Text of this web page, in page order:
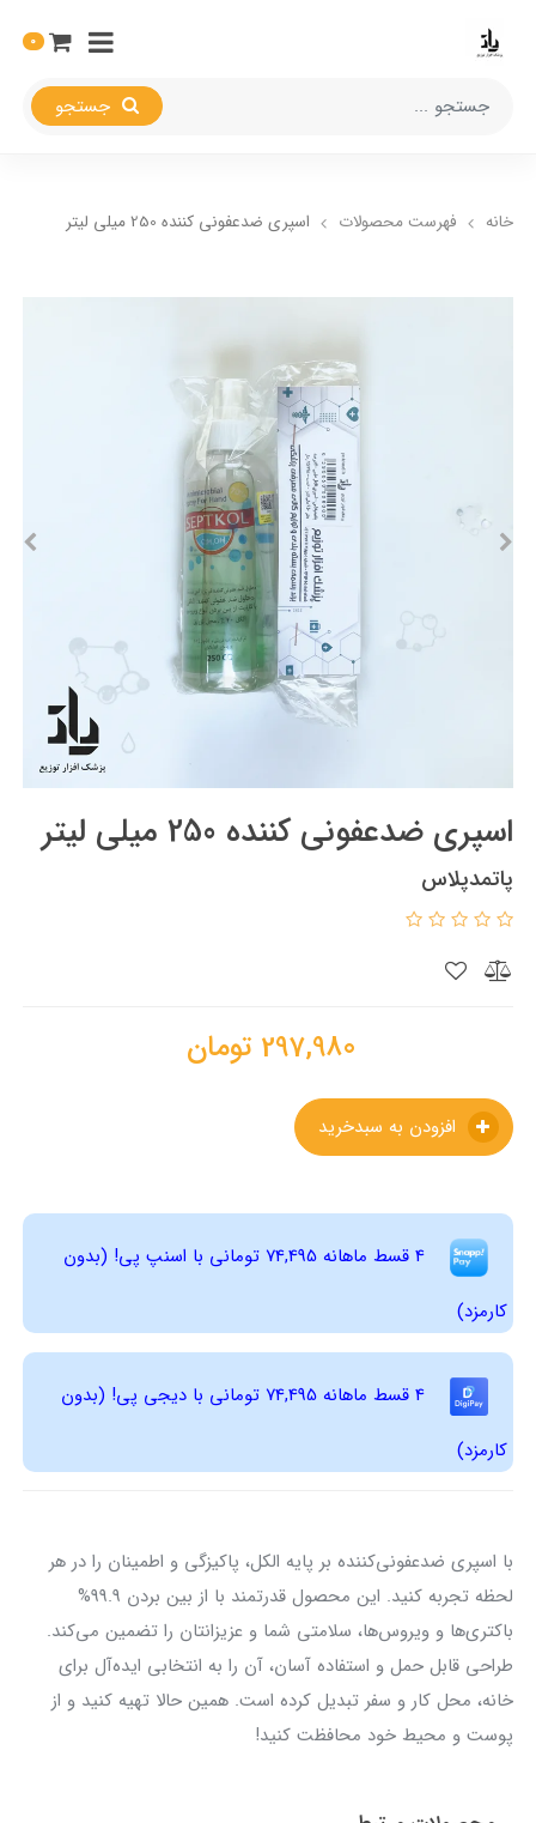
0
خانه فهرست محصولات اسپری ضدعفونی کننده 250 میلی لیتر
اسپری ضدعفونی کننده 250 میلی لیتر
پاتمدپلاس
297,980 تومان
4 قسط ماهانه 74,495 تومانی با اسنپ ‌پی! (بدون
کارمزد)
4 قسط ماهانه 74,495 تومانی با دیجی ‌پی! (بدون
کارمزد)
با اسپری ضدعفونی‌کننده بر پایه الکل، پاکیزگی و اطمینان را در هر
لحظه تجربه کنید. این محصول قدرتمند با از بین بردن 99.9%
باکتری‌ها و ویروس‌ها، سلامتی شما و عزیزانتان را تضمین می‌کند.
طراحی قابل حمل و استفاده آسان، آن را به انتخابی ایده‌آل برای
خانه، محل کار و سفر تبدیل کرده است. همین حالا تهیه کنید و از
پوست و محیط خود محافظت کنید!